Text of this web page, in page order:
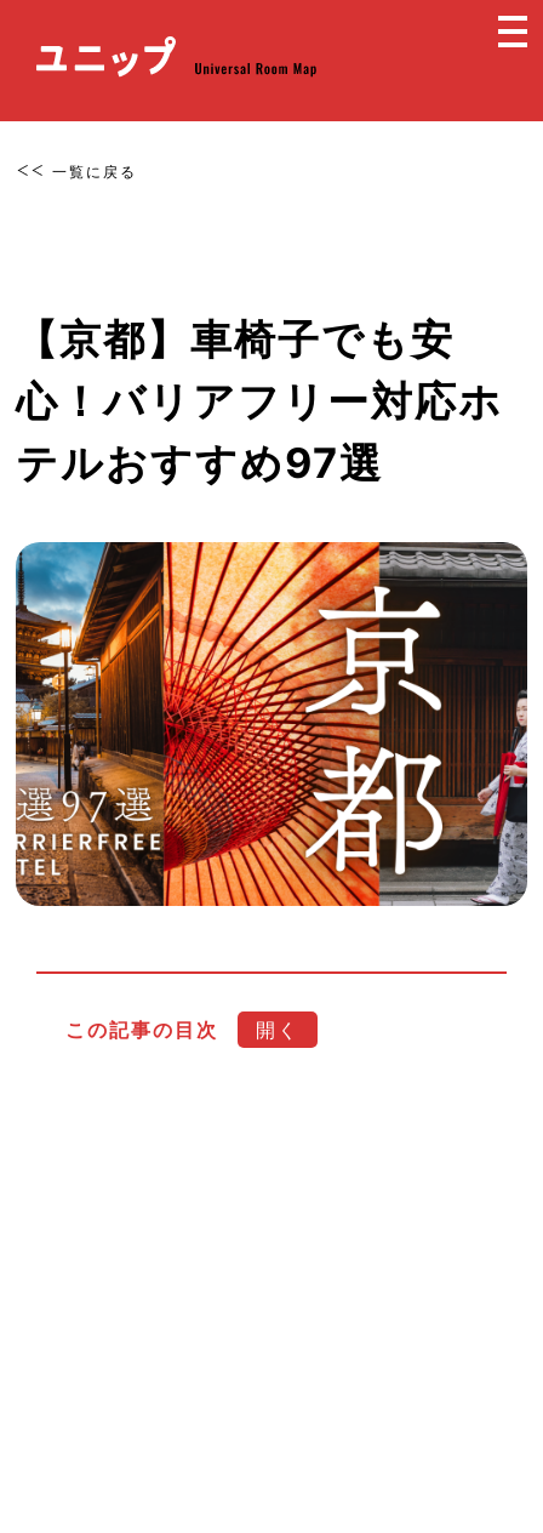
一覧に戻る
【京都】車椅子でも安
心！バリアフリー対応ホ
テルおすすめ97選
この記事の目次